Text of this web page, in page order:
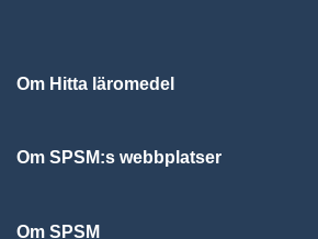
Om Hitta läromedel
Om SPSM:s webbplatser
Om SPSM